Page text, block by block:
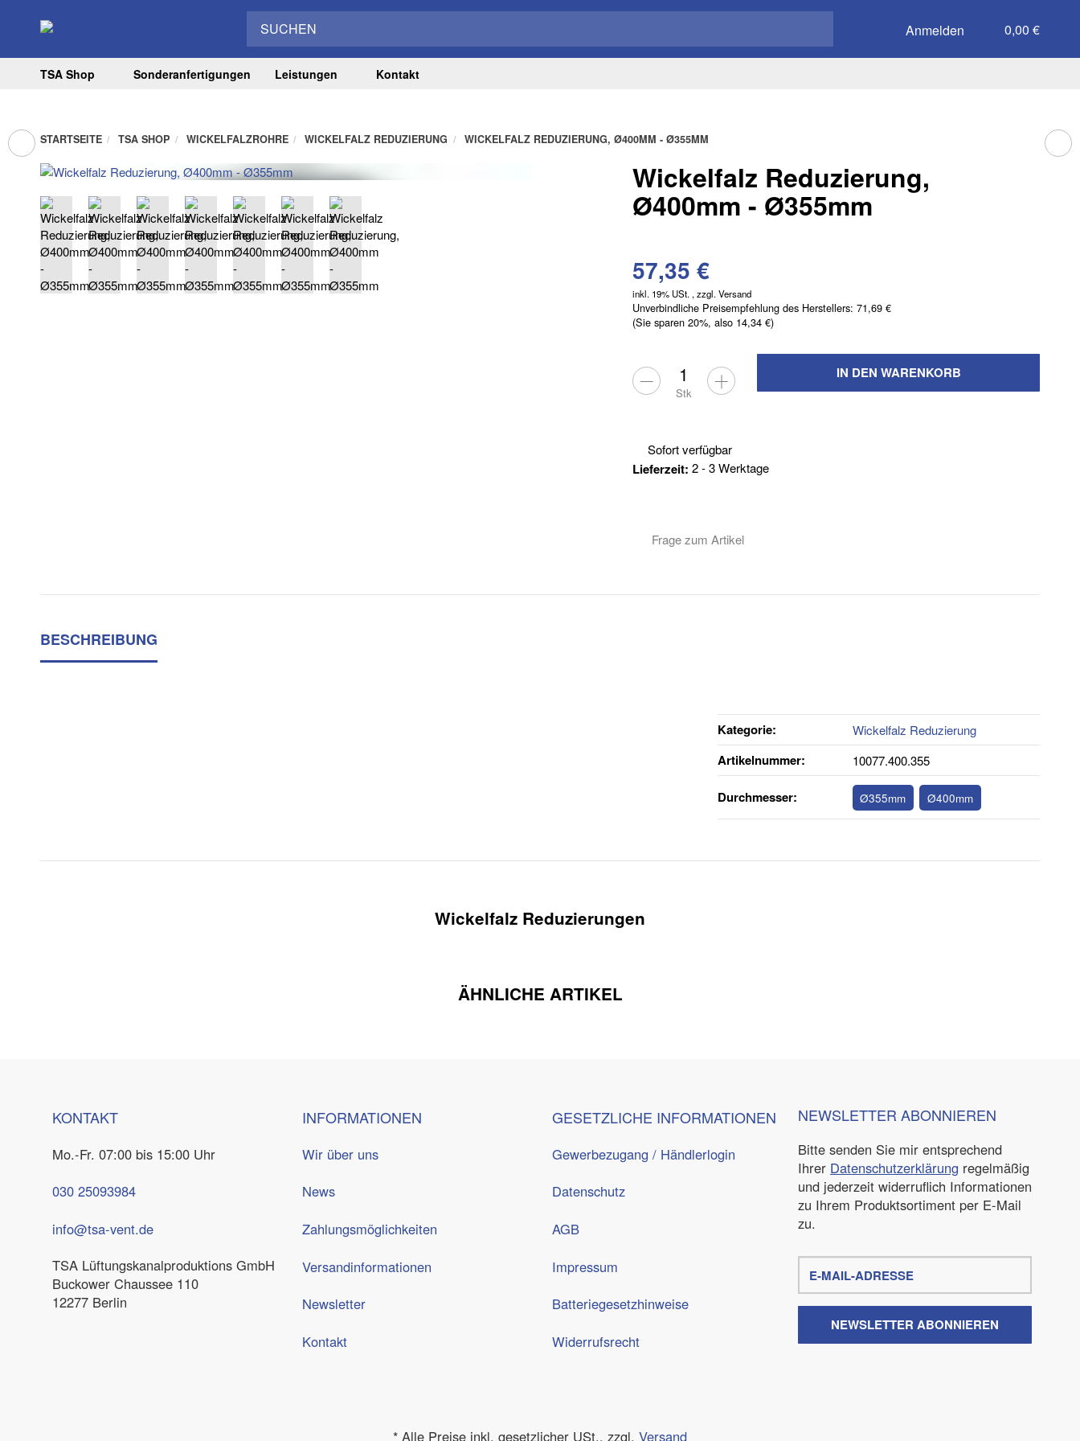
Anmelden 0,00 €
TSA Shop Sonderanfertigungen Leistungen Kontakt
STARTSEITE TSA SHOP WICKELFALZROHRE WICKELFALZ REDUZIERUNG WICKELFALZ REDUZIERUNG, Ø400MM - Ø355MM
Wickelfalz Reduzierung,
Ø400mm - Ø355mm
57,35 €
inkl. 19% USt. , zzgl.Versand
Unverbindliche Preisempfehlung des Herstellers:71,69 €
(Sie sparen20%, also 14,34 €)
Stk
IN DEN WARENKORB
Sofort verfügbar
Lieferzeit: 2 - 3 Werktage
Frage zum Artikel
BESCHREIBUNG
Kategorie: Wickelfalz Reduzierung
Artikelnummer: 10077.400.355
Durchmesser‍: Ø355mm Ø400mm
Wickelfalz Reduzierungen
ÄHNLICHE ARTIKEL
KONTAKT
Mo.-Fr. 07:00 bis 15:00 Uhr
030 25093984
info@tsa-vent.de
TSA Lüftungskanal­produktions GmbH
Buckower Chaussee 110
12277 Berlin
INFORMATIONEN
Wir über uns
News
Zahlungsmöglichkeiten
Versandinformationen
Newsletter
Kontakt
GESETZLICHE INFORMATIONEN
Gewerbezugang / Händlerlogin
Datenschutz
AGB
Impressum
Batteriegesetzhinweise
Widerrufsrecht
NEWSLETTER ABONNIEREN
Bitte senden Sie mir entsprechend
Ihrer Datenschutzerklärung regelmäßig
und jederzeit widerruflich Informationen
zu Ihrem Produktsortiment per E-Mail
zu.
E-
Mail-
Adresse
NEWSLETTER ABONNIEREN
* Alle Preise inkl. gesetzlicher USt., zzgl. Versand